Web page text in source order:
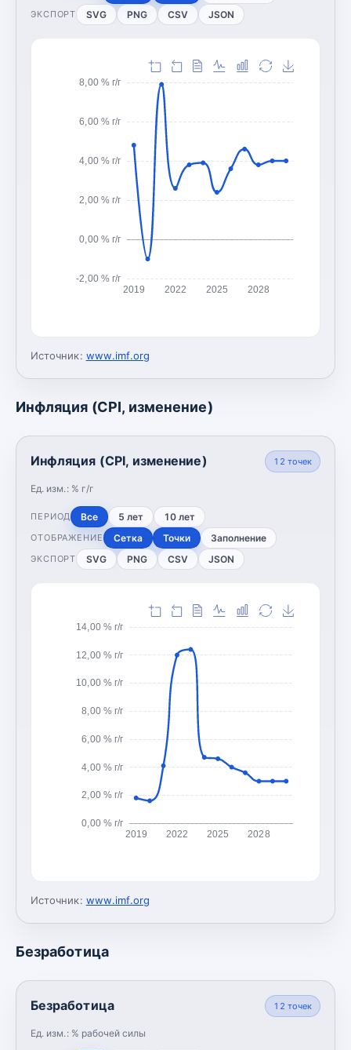
ЭКСПОРТ SVG PNG CSV JSON
-2,00 % г/г
0,00 % г/г
2,00 % г/г
4,00 % г/г
6,00 % г/г
8,00 % г/г
2019 2022 2025 2028
Источник: www.imf.org
Инфляция (CPI, изменение)
Инфляция (CPI, изменение)
Ед. изм.: % г/г
12 точек
ПЕРИОД Все 5 лет 10 лет
ОТОБРАЖЕНИЕ Сетка Точки Заполнение
ЭКСПОРТ SVG PNG CSV JSON
0,00 % г/г
2,00 % г/г
4,00 % г/г
6,00 % г/г
8,00 % г/г
10,00 % г/г
12,00 % г/г
14,00 % г/г
2019 2022 2025 2028
Источник: www.imf.org
Безработица
Безработица
Ед. изм.: % рабочей силы
12 точек